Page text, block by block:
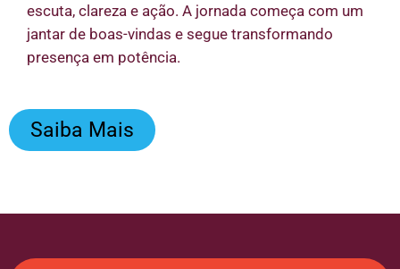
escuta, clareza e ação. A jornada começa com um
jantar de boas-vindas e segue transformando
presença em potência.
Saiba Mais